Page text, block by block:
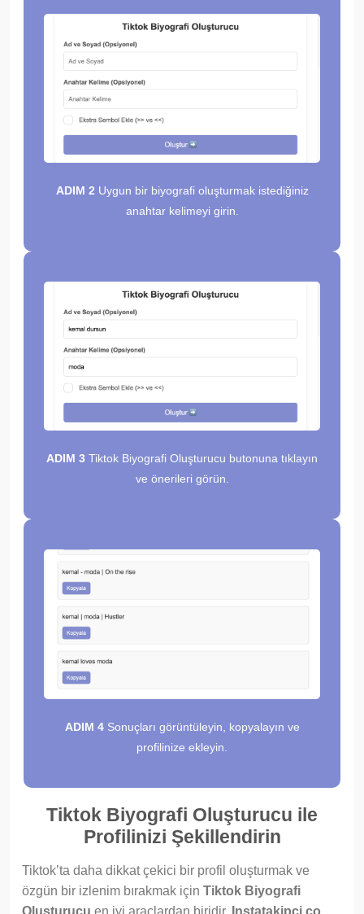
ADIM 2Uygun bir biyografi oluşturmak istediğiniz
anahtar kelimeyi girin.
ADIM 3 Tiktok Biyografi Oluşturucu butonuna tıklayın
ve önerileri görün.
ADIM 4Sonuçları görüntüleyin, kopyalayın ve
profilinize ekleyin.
Tiktok Biyografi Oluşturucu ile
Profilinizi Şekillendirin
Tiktok’ta daha dikkat çekici bir profil oluşturmak ve
özgün bir izlenim bırakmak için Tiktok Biyografi
Oluşturucu en iyi araçlardan biridir. Instatakipci.co